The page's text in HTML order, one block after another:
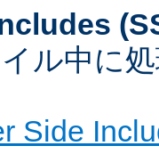
ル中に
Side